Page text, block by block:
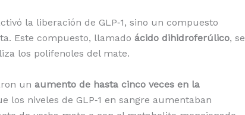
la liberación de GLP‑1, sino un compuesto
Este compuesto, llamado ácido dihidroferúlico, se
los polifenoles del mate.
un aumento de hasta cinco veces en la
los niveles de GLP‑1 en sangre aumentaban